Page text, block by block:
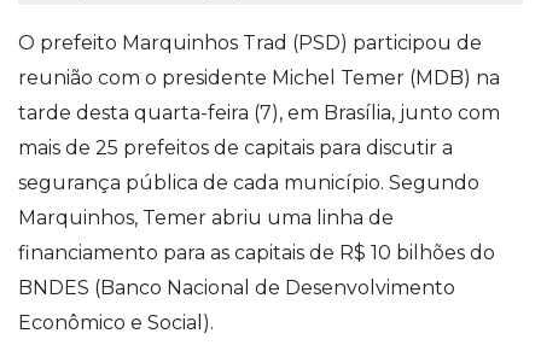
O prefeito Marquinhos Trad (PSD) participou de
reunião com o presidente Michel Temer (MDB) na
tarde desta quarta-feira (7), em Brasília, junto com
mais de 25 prefeitos de capitais para discutir a
segurança pública de cada município. Segundo
Marquinhos, Temer abriu uma linha de
financiamento para as capitais de R$ 10 bilhões do
BNDES (Banco Nacional de Desenvolvimento
Econômico e Social).